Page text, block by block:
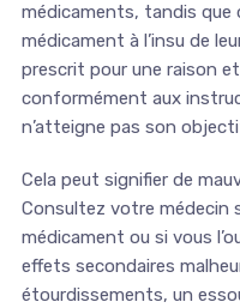
médicaments, tandis que
médicament à l’insu de
prescrit pour une raison
conformément aux
n’atteigne pas son
Cela peut signifier de
Consultez votre médecin
médicament ou si vous
effets secondaires
étourdissements, un